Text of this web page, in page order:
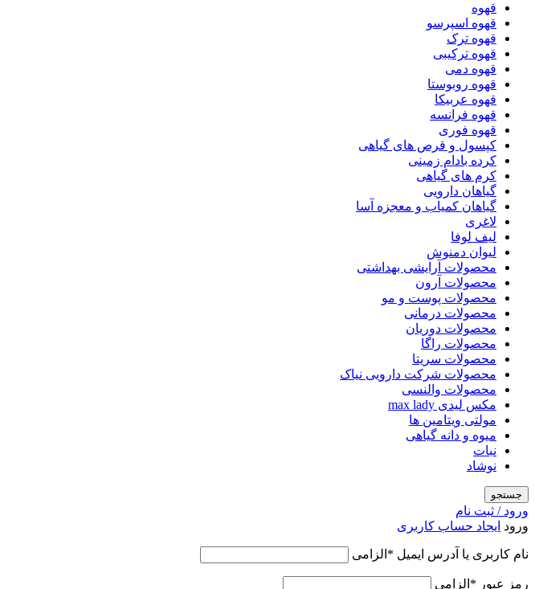
قهوه
قهوه اسپرسو
قهوه ترک
قهوه ترکیبی
قهوه دمی
قهوه روبوستا
قهوه عربیکا
قهوه فرانسه
قهوه فوری
کپسول و قرص های گیاهی
کرده بادام زمینی
کرم های گیاهی
گیاهان دارویی
گیاهان کمیاب و معجزه آسا
لاغری
لیف لوفا
لیوان دمنوش
محصولات آرایشی بهداشتی
محصولات آرون
محصولات پوست و مو
محصولات درمانی
محصولات دوریان
محصولات راگا
محصولات سریتا
محصولات شرکت دارویی نیاک
محصولات والنسی
مکس لیدی max lady
مولتی ویتامین ها
میوه و دانه گیاهی
نبات
نوشاد
جستجو
ورود / ثبت نام
ورود ایجاد حساب کاربری
نام کاربری یا آدرس ایمیل * الزامی
رمز عبور * الزامی